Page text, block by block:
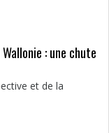
: une chute
et de la